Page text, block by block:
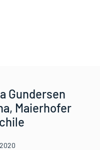
Gundersen
Maierhofer